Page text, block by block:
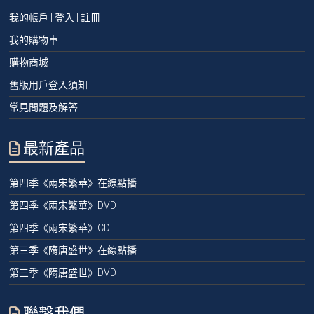
我的帳戶 | 登入 | 註冊
我的購物車
購物商城
舊版用戶登入須知
常見問題及解答
最新產品
第四季《兩宋繁華》在線點播
第四季《兩宋繁華》DVD
第四季《兩宋繁華》CD
第三季《隋唐盛世》在線點播
第三季《隋唐盛世》DVD